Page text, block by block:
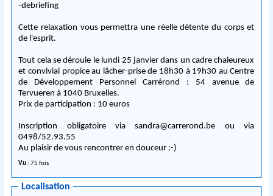
-debriefing
Cette relaxation vous permettra une réelle détente du corps et
de l'esprit.
Tout cela se déroule le lundi 25 janvier dans un cadre chaleureux
et convivial propice au lâcher-prise de 18h30 à 19h30 au Centre
de Développement Personnel Carrérond : 54 avenue de
Tervueren à 1040 Bruxelles.
Prix de participation : 10 euros
Inscription obligatoire viasandra@carrerond.be ou via
0498/52.93.55
Au plaisir de vous rencontrer en douceur :-)
Vu : 75 fois
Localisation